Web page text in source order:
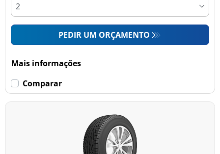
Mais opçõesPEDIR UM ORÇAMENTO
Mais informações
Comparar